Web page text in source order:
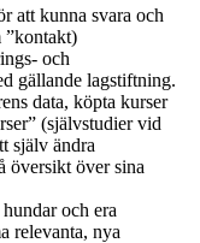
att kunna svara och
”kontakt)
och
gällande lagstiftning.
data, köpta kurser
(självstudier vid
själv ändra
översikt över sina
och era
relevanta, nya